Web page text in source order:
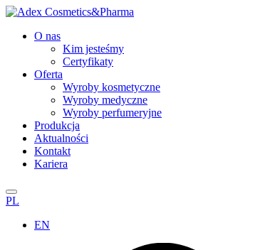
O nas
Kim jesteśmy
Certyfikaty
Oferta
Wyroby kosmetyczne
Wyroby medyczne
Wyroby perfumeryjne
Produkcja
Aktualności
Kontakt
Kariera
PL
EN